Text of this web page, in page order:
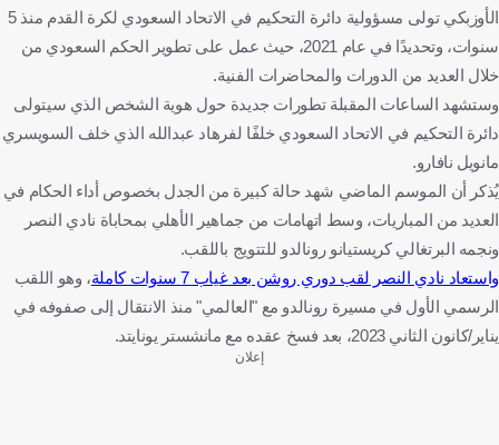
الأوزبكي تولى مسؤولية دائرة التحكيم في الاتحاد السعودي لكرة القدم منذ 5
سنوات، وتحديدًا في عام 2021، حيث عمل على تطوير الحكم السعودي من
خلال العديد من الدورات والمحاضرات الفنية.
وستشهد الساعات المقبلة تطورات جديدة حول هوية الشخص الذي سيتولى
دائرة التحكيم في الاتحاد السعودي خلفًا لفرهاد عبدالله الذي خلف السويسري
مانويل نافارو.
يُذكر أن الموسم الماضي شهد حالة كبيرة من الجدل بخصوص أداء الحكام في
العديد من المباريات، وسط اتهامات من جماهير الأهلي بمحاباة نادي النصر
ونجمه البرتغالي كريستيانو رونالدو للتتويج باللقب.
واستعاد نادي النصر لقب دوري روشن بعد غياب 7 سنوات كاملة
، وهو اللقب
الرسمي الأول في مسيرة رونالدو مع "العالمي" منذ الانتقال إلى صفوفه في
يناير/كانون الثاني 2023، بعد فسخ عقده مع مانشستر يونايتد.
إعلان